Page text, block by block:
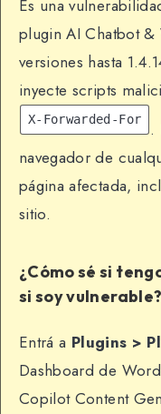
Es una
plugin AI Chatbot
versiones hasta
inyecte scripts
X-Forwarded-For
.
navegador de
página afectada,
sitio.
¿Cómo sé si
si soy vulnerable?
Entrá a Plugins >
Dashboard de
Copilot Content